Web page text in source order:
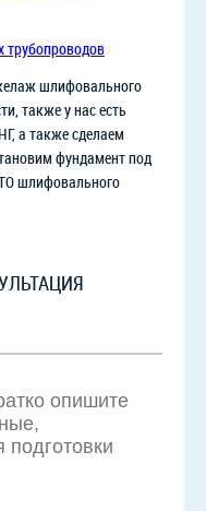
трубопроводов
шлифовального
также у нас есть
а также сделаем
фундамент под
шлифовального